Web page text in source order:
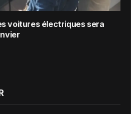
voitures électriques sera